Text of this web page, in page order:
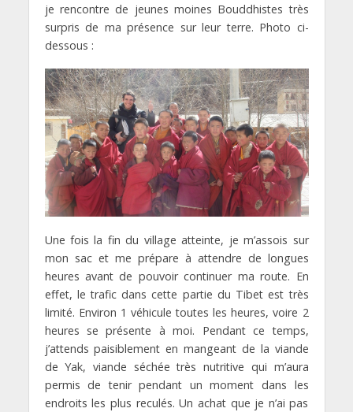
je rencontre de jeunes moines Bouddhistes très
surpris de ma présence sur leur terre. Photo ci-
dessous :
Une fois la fin du village atteinte, je m’assois sur
mon sac et me prépare à attendre de longues
heures avant de pouvoir continuer ma route. En
effet, le trafic dans cette partie du Tibet est très
limité. Environ 1 véhicule toutes les heures, voire 2
heures se présente à moi. Pendant ce temps,
j’attends paisiblement en mangeant de la viande
de Yak, viande séchée très nutritive qui m’aura
permis de tenir pendant un moment dans les
endroits les plus reculés. Un achat que je n’ai pas